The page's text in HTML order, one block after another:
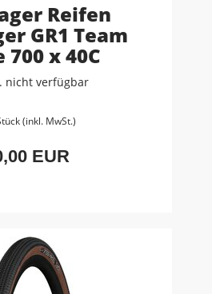
Reifen
GR1 Team
700 x 40C
nicht verfügbar
(inkl. MwSt.)
EUR